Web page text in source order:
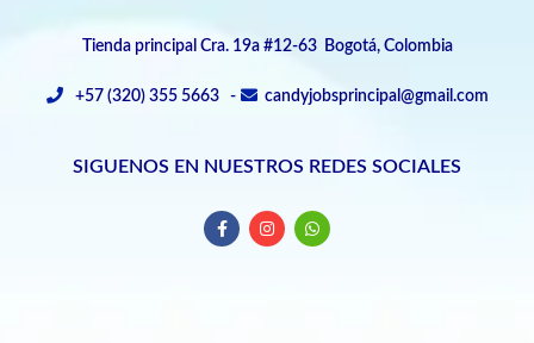
Tienda principal Cra. 19a #12-63 Bogotá, Colombia
+57 (320) 355 5663 - candyjobsprincipal@gmail.com
SIGUENOS EN NUESTROS REDES SOCIALES